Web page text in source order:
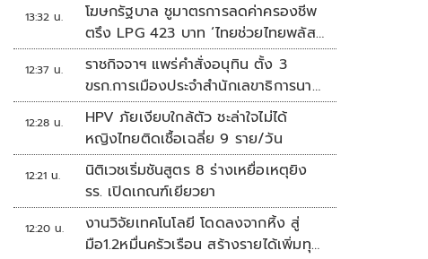
13:32 น.
โฆษกรัฐบาล ชูมาตรการลดค่าครองชีพ
ตรึง LPG 423 บาท ‘ไทยช่วยไทยพลัส’
ดันเงินหมุนแสนล้าน
12:37 น.
ราชกิจจาฯ แพร่คำสั่งอนุทิน ตั้ง 3
ขรก.การเมืองประจำสำนักเลขาธิการนา
ยกฯ
12:28 น.
HPV ภัยเงียบใกล้ตัว ชะล่าใจไม่ได้
หญิงไทยติดเชื้อเฉลี่ย 9 ราย/วัน
12:21 น.
นิติเวชเริ่มชันสูตร 8 ร่างเหยื่อเหตุยิง
รร. เปิดเกณฑ์เยียวยา
12:20 น.
งานวิจัยเทคโนโลยี โดดลงจากหิ้ง สู่
มือ1.2หมื่นครัวเรือน สร้างรายได้เพิ่มทุก